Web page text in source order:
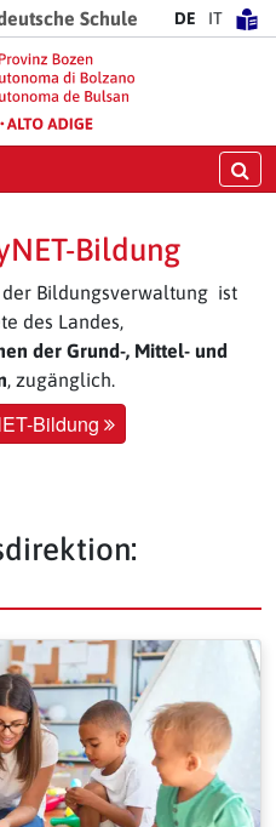
Schule DE IT
Bildung
Bildungsverwaltung ist
des Landes,
der Grund-, Mittel- und
, zugänglich.
Bildung